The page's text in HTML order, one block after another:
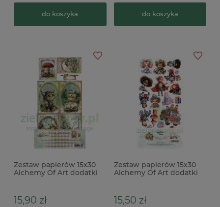
do koszyka do koszyka
Zestaw papierów 15x30
Alchemy Of Art dodatki
15,90 zł
Zestaw papierów 15x30
Alchemy Of Art dodatki
15,50 zł